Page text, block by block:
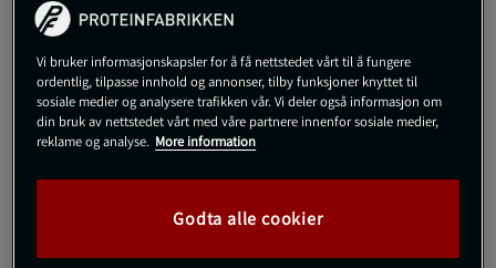
Utsolgt fra lager
Gi meg beskjed via e-post
kommer på lager igen.
Vi bruker informasjonskapsler for å få nettstedet vårt til å fungere
ordentlig, tilpasse innhold og annonser, tilby funksjoner knyttet til
sosiale medier og analysere trafikken vår. Vi deler også informasjon om
din bruk av nettstedet vårt med våre partnere innenfor sosiale medier,
reklame og analyse. More information
Godta alle cookier